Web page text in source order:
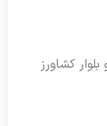
کشاورز